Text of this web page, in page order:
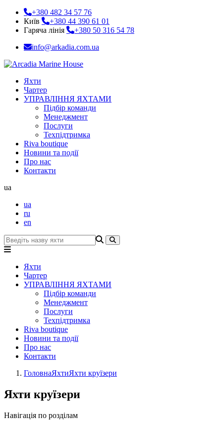
+380 482 34 57 76
Київ
+380 44 390 61 01
Гаряча лінія
+380 50 316 54 78
info@arkadia.com.ua
Яхти
Чартер
УПРАВЛІННЯ ЯХТАМИ
Підбір команди
Менеджмент
Послуги
Техпідтримка
Riva boutique
Новини та події
Про нас
Контакти
ua
ua
ru
en
Яхти
Чартер
УПРАВЛІННЯ ЯХТАМИ
Підбір команди
Менеджмент
Послуги
Техпідтримка
Riva boutique
Новини та події
Про нас
Контакти
ГоловнаЯхтиЯхти круїзери
Яхти круїзери
Навігація по розділам